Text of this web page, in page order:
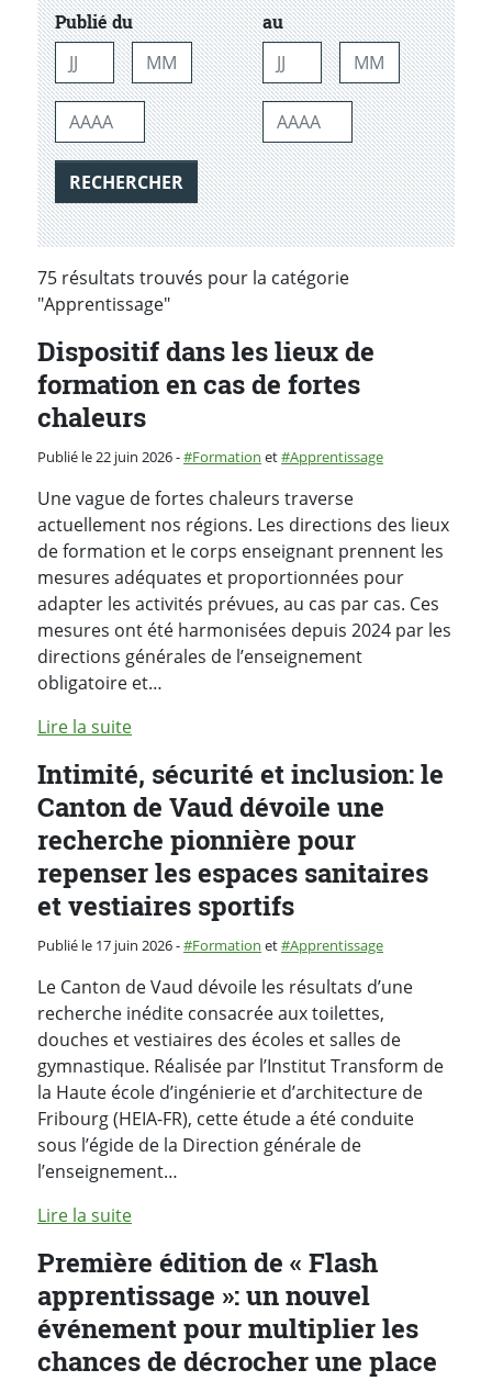
Publié du
Jour Mois
Année
au
Jour Mois
Année
RECHERCHER
75 résultats trouvés pour la catégorie
"Apprentissage"
Dispositif dans les lieux de
formation en cas de fortes
chaleurs
Publié le 22 juin 2026-Catégorie :
Formation et Apprentissage
Une vague de fortes chaleurs traverse
actuellement nos régions. Les directions des lieux
de formation et le corps enseignant prennent les
mesures adéquates et proportionnées pour
adapter les activités prévues, au cas par cas. Ces
mesures ont été harmonisées depuis 2024 par les
directions générales de l’enseignement
obligatoire et…
Lire la suite
Intimité, sécurité et inclusion: le
Canton de Vaud dévoile une
recherche pionnière pour
repenser les espaces sanitaires
et vestiaires sportifs
Publié le 17 juin 2026-Catégorie :
Formation et Apprentissage
Le Canton de Vaud dévoile les résultats d’une
recherche inédite consacrée aux toilettes,
douches et vestiaires des écoles et salles de
gymnastique. Réalisée par l’Institut Transform de
la Haute école d’ingénierie et d’architecture de
Fribourg (HEIA-FR), cette étude a été conduite
sous l’égide de la Direction générale de
l’enseignement…
Lire la suite
Première édition de « Flash
apprentissage »: un nouvel
événement pour multiplier les
chances de décrocher une place